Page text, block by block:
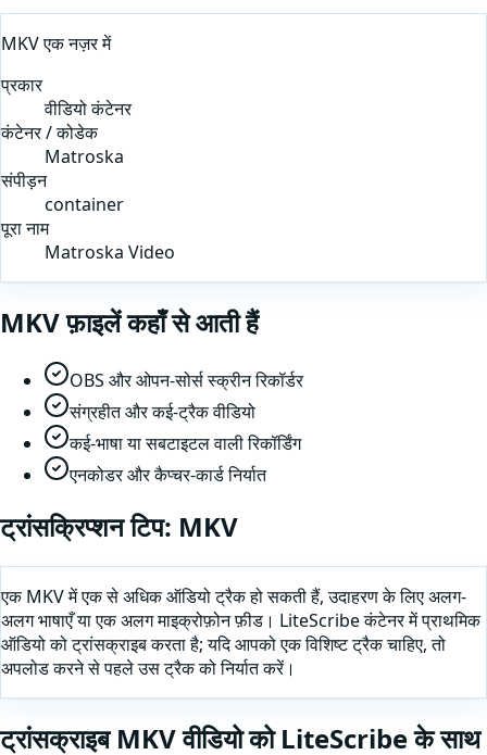
MKVएक नज़र में
प्रकार
वीडियो कंटेनर
कंटेनर / कोडेक
Matroska
संपीड़न
container
पूरा नाम
Matroska Video
MKVफ़ाइलें कहाँ से आती हैं
OBS और ओपन-सोर्स स्क्रीन रिकॉर्डर
संग्रहीत और कई-ट्रैक वीडियो
कई-भाषा या सबटाइटल वाली रिकॉर्डिंग
एनकोडर और कैप्चर-कार्ड निर्यात
ट्रांसक्रिप्शन टिप: MKV
एक MKV में एक से अधिक ऑडियो ट्रैक हो सकती हैं, उदाहरण के लिए अलग-
अलग भाषाएँ या एक अलग माइक्रोफ़ोन फ़ीड। LiteScribe कंटेनर में प्राथमिक
ऑडियो को ट्रांसक्राइब करता है; यदि आपको एक विशिष्ट ट्रैक चाहिए, तो
अपलोड करने से पहले उस ट्रैक को निर्यात करें।
ट्रांसक्राइब MKVवीडियोको LiteScribe के साथ